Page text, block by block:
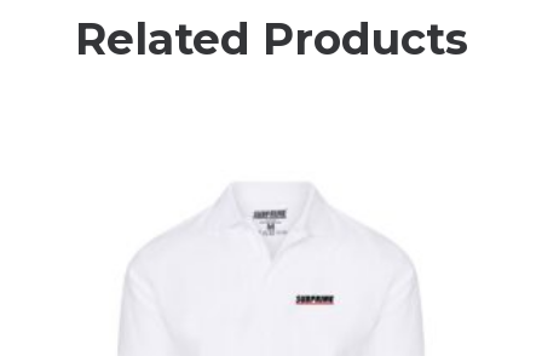
Related Products